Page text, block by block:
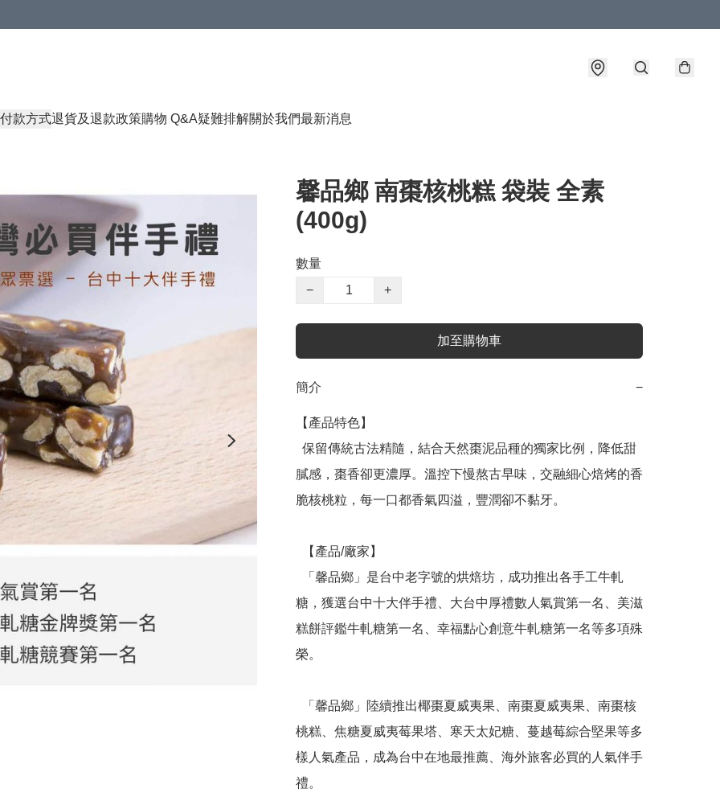
付款方式退貨及退款政策購物 Q&A疑難排解關於我們最新消息
馨品鄉 南棗核桃糕 袋裝 全素
(400g)
數量
−
+
加至購物車
簡介 −
【產品特色】
膩感，棗香卻更濃厚。溫控下慢熬古早味，交融細心焙烤的香
脆核桃粒，每一口都香氣四溢，豐潤卻不黏牙。
糖，獲選台中十大伴手禮、大台中厚禮數人氣賞第一名、美滋
糕餅評鑑牛軋糖第一名、幸福點心創意牛軋糖第一名等多項殊
榮。
桃糕、焦糖夏威夷莓果塔、寒天太妃糖、蔓越莓綜合堅果等多
樣人氣產品，成為台中在地最推薦、海外旅客必買的人氣伴手
禮。